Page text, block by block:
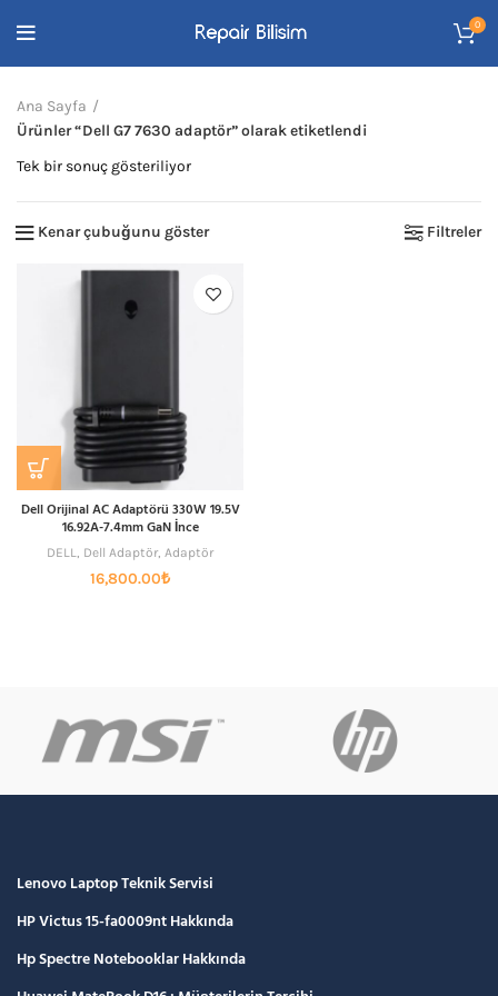
0
Ana Sayfa
Ürünler “Dell G7 7630 adaptör” olarak etiketlendi
Tek bir sonuç gösteriliyor
Kenar çubuğunu göster Filtreler
Dell Orijinal AC Adaptörü 330W 19.5V
16.92A-7.4mm GaN İnce
DELL, Dell Adaptör, Adaptör
16,800.00₺
Lenovo Laptop Teknik Servisi
HP Victus 15-fa0009nt Hakkında
Hp Spectre Notebooklar Hakkında